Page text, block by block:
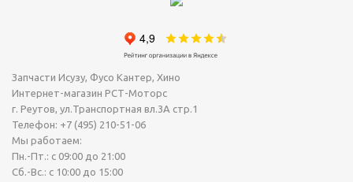
Запчасти Исузу, Фусо Кантер, Хино
Интернет-магазин РСТ-Моторс
г. Реутов, ул.Транспортная вл.3А стр.1
Телефон: +7 (495) 210-51-06
Мы работаем:
Пн.-Пт.: с 09:00 до 21:00
Сб.-Вс.: с 10:00 до 15:00